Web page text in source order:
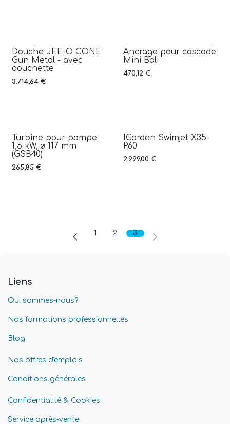
Douche JEE-O CONE
Gun Metal - avec
douchette
3.714,64 €
Ancrage pour cascade
Mini Bali
470,12€
Turbine pour pompe
1,5 kW, ø 117 mm
(GSB40)
265,85 €
IGarden Swimjet X35-
P60
2.999,00 €
1 2 3
Liens
Qui sommes-nous?
Nos formations professionnelles
Blog
Nos offres d'emplois
Conditions générales
Confidentialité & Cookies
Service après-vente